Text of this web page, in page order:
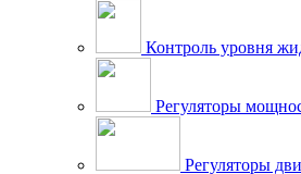
Контроль уровня
Регуляторы
Регуляторы